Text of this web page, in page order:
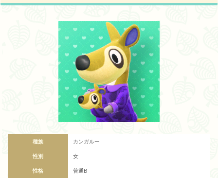
種族 カンガルー
性別 女
性格 普通B